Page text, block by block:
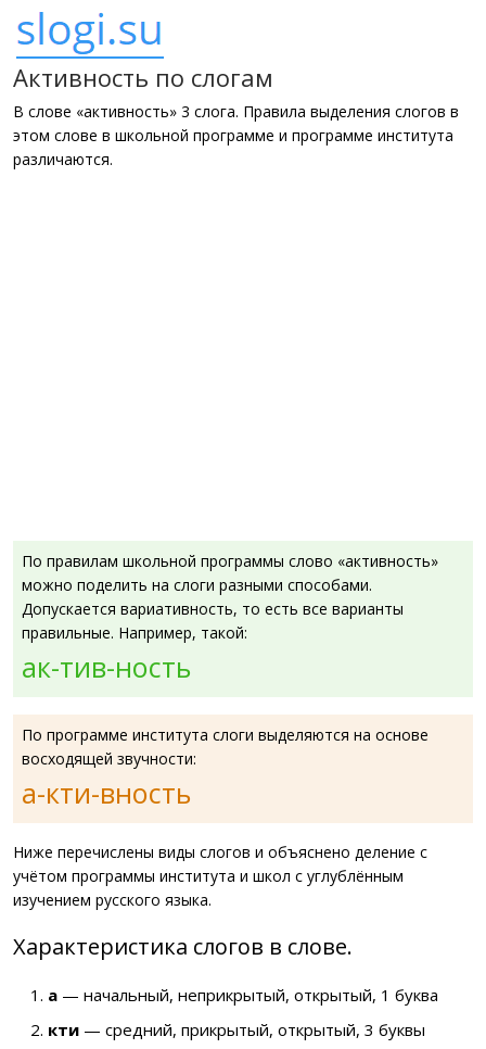
Активность по слогам
В слове «активность» 3 слога. Правила выделения слогов в
этом слове в школьной программе и программе института
различаются.
По правилам школьной программы слово «активность»
можно поделить на слоги разными способами.
Допускается вариативность, то есть все варианты
правильные. Например, такой:
ак-тив-ность
По программе института слоги выделяются на основе
восходящей звучности:
а-кти-вность
Ниже перечислены виды слогов и объяснено деление с
учётом программы института и школ с углублённым
изучением русского языка.
Характеристика слогов в слове.
а — начальный, неприкрытый, открытый, 1 буква
кти — средний, прикрытый, открытый, 3 буквы